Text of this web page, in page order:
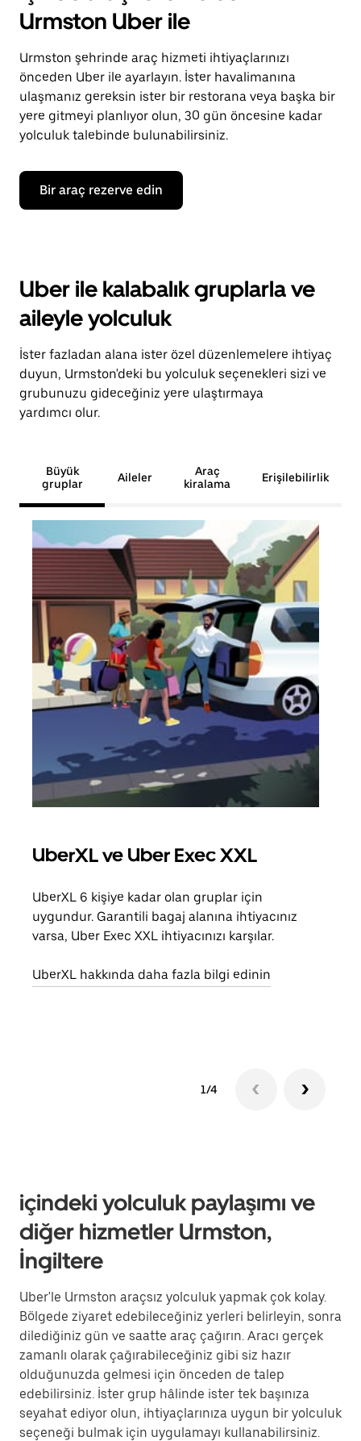
Urmston Uber ile
Urmston şehrinde araç hizmeti ihtiyaçlarınızı
önceden Uber ile ayarlayın. İster havalimanına
ulaşmanız gereksin ister bir restorana veya başka bir
yere gitmeyi planlıyor olun, 30 gün öncesine kadar
yolculuk talebinde bulunabilirsiniz.
Bir araç rezerve edin
Uber ile kalabalık gruplarla ve
aileyle yolculuk
İster fazladan alana ister özel düzenlemelere ihtiyaç
duyun, Urmston'deki bu yolculuk seçenekleri sizi ve
grubunuzu gideceğiniz yere ulaştırmaya
yardımcı olur.
Büyük
gruplar
Aileler
Araç
kiralama
Erişilebilirlik
UberXL ve Uber Exec XXL
UberXL 6 kişiye kadar olan gruplar için
uygundur. Garantili bagaj alanına ihtiyacınız
varsa, Uber Exec XXL ihtiyacınızı karşılar.
UberXL hakkında daha fazla bilgi edinin
1/4
içindeki yolculuk paylaşımı ve
diğer hizmetler Urmston,
İngiltere
Uber'le Urmston araçsız yolculuk yapmak çok kolay.
Bölgede ziyaret edebileceğiniz yerleri belirleyin, sonra
dilediğiniz gün ve saatte araç çağırın. Aracı gerçek
zamanlı olarak çağırabileceğiniz gibi siz hazır
olduğunuzda gelmesi için önceden de talep
edebilirsiniz. İster grup hâlinde ister tek başınıza
seyahat ediyor olun, ihtiyaçlarınıza uygun bir yolculuk
seçeneği bulmak için uygulamayı kullanabilirsiniz.